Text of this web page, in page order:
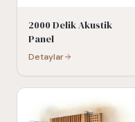
2000 Delik Akustik
Panel
Detaylar